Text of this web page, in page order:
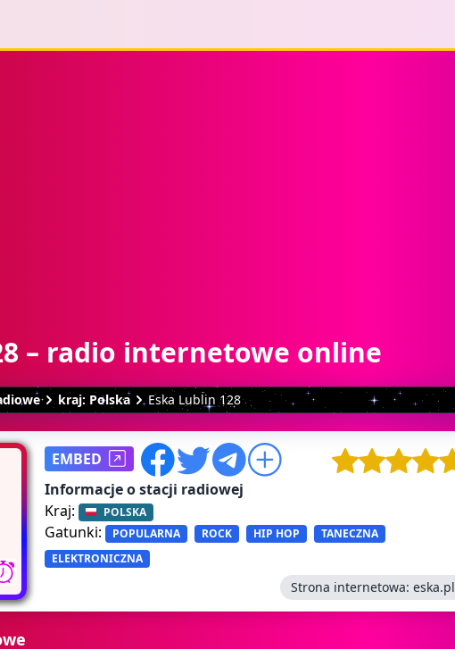
– radio internetowe online
kraj: Polska Eska Lublin 128
EMBED
Informacje o stacji radiowej
Kraj:
POLSKA
Gatunki: POPULARNA ROCK HIP HOP
TANECZNA
ELEKTRONICZNA
Strona internetowa: eska.pl